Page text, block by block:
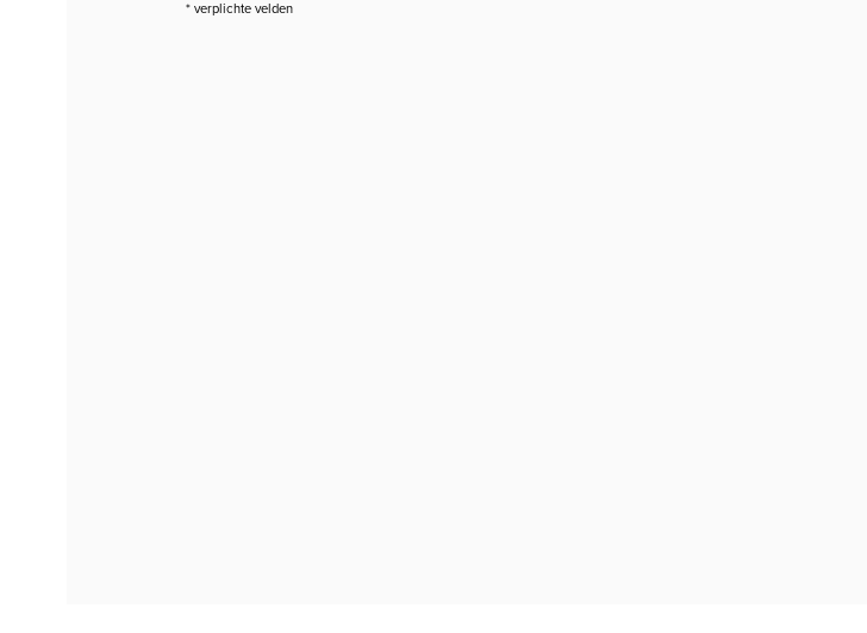
* verplichte velden